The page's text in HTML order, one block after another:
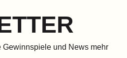
Gewinnspiele und News mehr